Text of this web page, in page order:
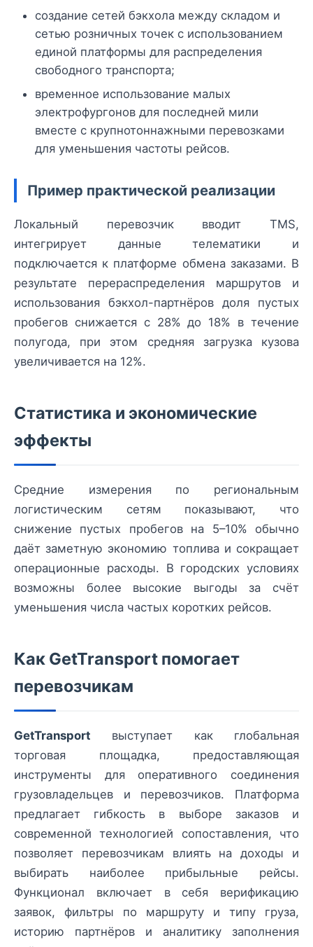
создание сетей бэкхола между складом и
сетью розничных точек с использованием
единой платформы для распределения
свободного транспорта;
временное использование малых
электрофургонов для последней мили
вместе с крупнотоннажными перевозками
для уменьшения частоты рейсов.
Пример практической реализации
Локальный перевозчик вводит TMS,
интегрирует данные телематики и
подключается к платформе обмена заказами. В
результате перераспределения маршрутов и
использования бэкхол-партнёров доля пустых
пробегов снижается с 28% до 18% в течение
полугода, при этом средняя загрузка кузова
увеличивается на 12%.
Статистика и экономические
эффекты
Средние измерения по региональным
логистическим сетям показывают, что
снижение пустых пробегов на 5–10% обычно
даёт заметную экономию топлива и сокращает
операционные расходы. В городских условиях
возможны более высокие выгоды за счёт
уменьшения числа частых коротких рейсов.
Как GetTransport помогает
перевозчикам
GetTransport выступает как глобальная
торговая площадка, предоставляющая
инструменты для оперативного соединения
грузовладельцев и перевозчиков. Платформа
предлагает гибкость в выборе заказов и
современной технологией сопоставления, что
позволяет перевозчикам влиять на доходы и
выбирать наиболее прибыльные рейсы.
Функционал включает в себя верификацию
заявок, фильтры по маршруту и типу груза,
историю партнёров и аналитику заполнения